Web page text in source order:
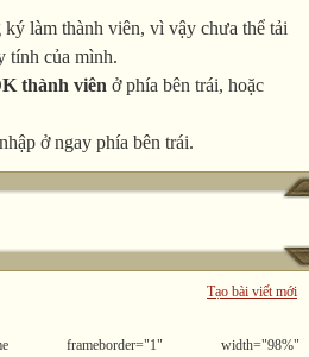
làm thành viên, vì vậy chưa thể tải
tính của mình.
thành viên ở phía bên trái, hoặc
ở ngay phía bên trái.
Tạo bài viết mới
width="98%"